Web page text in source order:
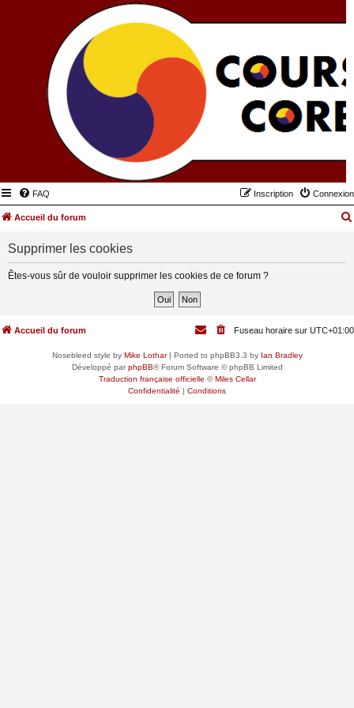
FAQ Connexion
Inscription
Accueil du forum
Supprimer les cookies
Êtes-vous sûr de vouloir supprimer les cookies de ce forum ?
Accueil du forum Fuseau horaire sur UTC+01:00
Nosebleed style by Mike Lothar| Ported to phpBB3.3 by Ian Bradley
Développé parphpBB® Forum Software © phpBB Limited
Traduction française officielle ©Miles Cellar
Confidentialité | Conditions